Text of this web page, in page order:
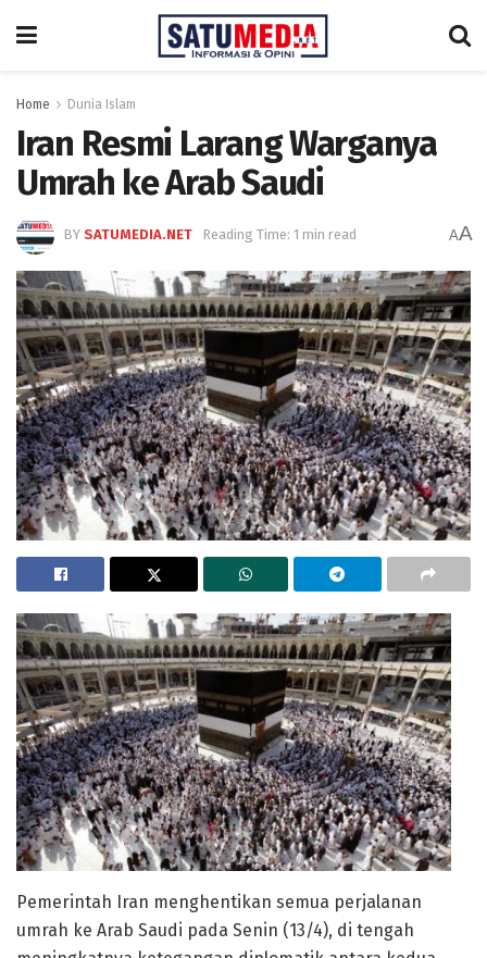
Home Dunia Islam
Iran Resmi Larang Warganya
Umrah ke Arab Saudi
BY SATUMEDIA.NET Reading Time: 1 min read AA
Pemerintah Iran menghentikan semua perjalanan
umrah ke Arab Saudi pada Senin (13/4), di tengah